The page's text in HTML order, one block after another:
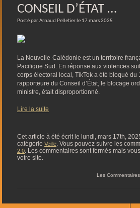
CONSEIL D’ÉTAT …
Posté par Arnaud Pelletier le 17 mars 2025
La Nouvelle-Calédonie est un territoire
Pacifique Sud. En réponse aux violences
corps électoral local, TikTok a été bloqué
rapporteure du Conseil d’État, le blocage
ministre, était disproportionné.
Lire la suite
Cet article à été écrit le lundi, mars 17th,
catégorie Veille. Vous pouvez suivre les
2.0. Les commentaires sont fermés mais
votre site.
Les